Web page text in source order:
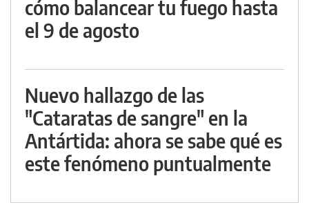
cómo balancear tu fuego hasta
el 9 de agosto
Nuevo hallazgo de las
"Cataratas de sangre" en la
Antártida: ahora se sabe qué es
este fenómeno puntualmente